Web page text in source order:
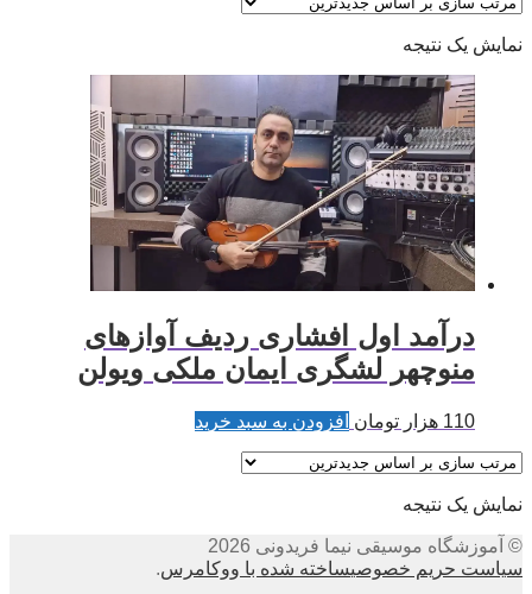
نمایش یک نتیجه
درآمد اول افشاری ردیف آوازهای
منوچهر لشگری ایمان ملکی ویولن
110 هزار تومان افزودن به سبد خرید
نمایش یک نتیجه
© آموزشگاه موسیقی نیما فریدونی 2026
سیاست حریم خصوصیساخته شده با ووکامرس.